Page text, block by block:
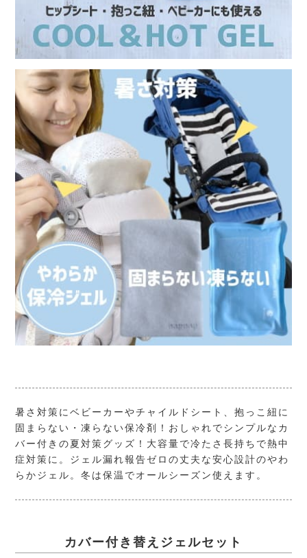
暑さ対策にベビーカーやチャイルドシート、抱っこ紐に
固まらない・凍らない保冷剤！おしゃれでシンプルなカ
バー付きの夏対策グッズ！大容量で冷たさ長持ちで熱中
症対策に。ジェル漏れ報告ゼロの丈夫な安心設計のやわ
らかジェル。冬は保温でオールシーズン使えます。
カバー付き替えジェルセット